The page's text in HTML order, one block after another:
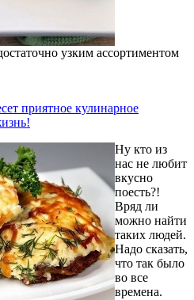
узким ассортиментом
приятное кулинарное
Ну кто из
нас не любит
вкусно
поесть?!
Вряд ли
можно найти
таких людей.
Надо сказать,
что так было
во все
времена.